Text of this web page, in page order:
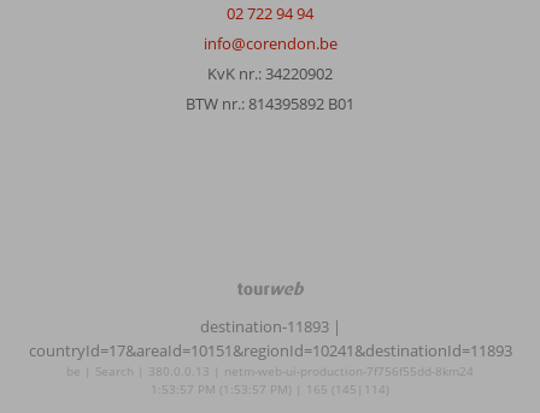
02 722 94 94
info@corendon.be
KvK nr.: 34220902
BTW nr.: 814395892 B01
TourWeb
NetMatch
destination-11893 |
countryId=17&areaId=10151&regionId=10241&destinationId=11893
be | Search | 380.0.0.13 | netm-web-ui-production-7f756f55dd-8km24
1:53:57 PM (1:53:57 PM) | 165 (145|114)